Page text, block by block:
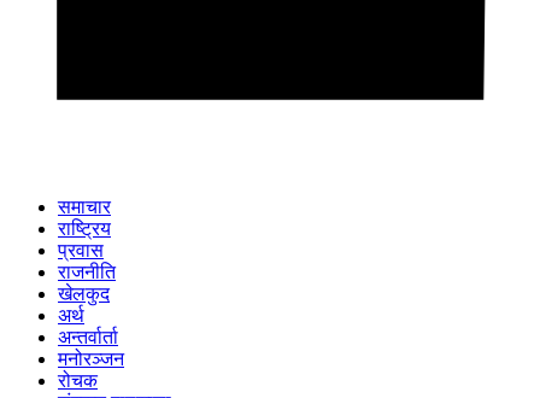
समाचार
राष्ट्रिय
प्रवास
राजनीति
खेलकुद
अर्थ
अन्तर्वार्ता
मनोरञ्जन
रोचक